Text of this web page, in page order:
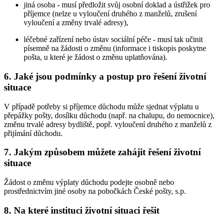
jiná osoba - musí předložit svůj osobní doklad a ústřižek pro
příjemce (nelze u vyloučení druhého z manželů, zrušení
vyloučení a změny trvalé adresy),
léčebné zařízení nebo ústav sociální péče - musí tak učinit
písemně na žádosti o změnu (informace i tiskopis poskytne
pošta, u které je žádost o změnu uplatňována).
6. Jaké jsou podmínky a postup pro řešení životní
situace
V případě potřeby si příjemce důchodu může sjednat výplatu u
přepážky pošty, dosílku důchodu (např. na chalupu, do nemocnice),
změnu trvalé adresy bydliště, popř. vyloučení druhého z manželů z
přijímání důchodu.
7. Jakým způsobem můžete zahájit řešení životní
situace
Žádost o změnu výplaty důchodu podejte osobně nebo
prostřednictvím jiné osoby na pobočkách České pošty, s.p.
8. Na které instituci životní situaci řešit